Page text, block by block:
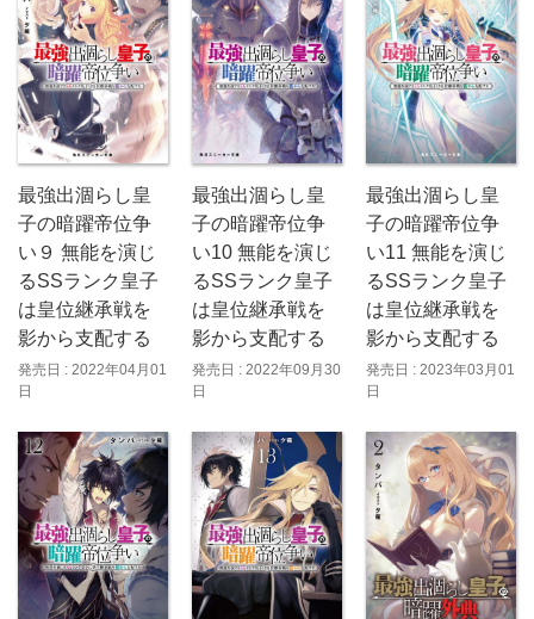
最強出涸らし皇
子の暗躍帝位争
い９ 無能を演じ
るSSランク皇子
は皇位継承戦を
影から支配する
発売日 : 2022年04月01
日
最強出涸らし皇
子の暗躍帝位争
い10 無能を演じ
るSSランク皇子
は皇位継承戦を
影から支配する
発売日 : 2022年09月30
日
最強出涸らし皇
子の暗躍帝位争
い11 無能を演じ
るSSランク皇子
は皇位継承戦を
影から支配する
発売日 : 2023年03月01
日